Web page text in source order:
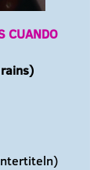
CUANDO